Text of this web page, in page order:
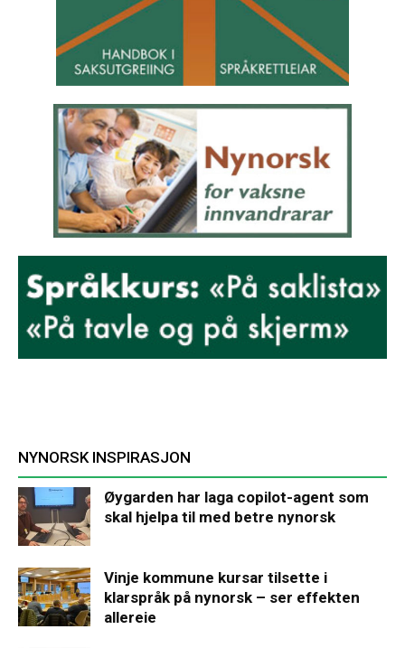
NYNORSK INSPIRASJON
Øygarden har laga copilot-agent som
skal hjelpa til med betre nynorsk
Vinje kommune kursar tilsette i
klarspråk på nynorsk – ser effekten
allereie